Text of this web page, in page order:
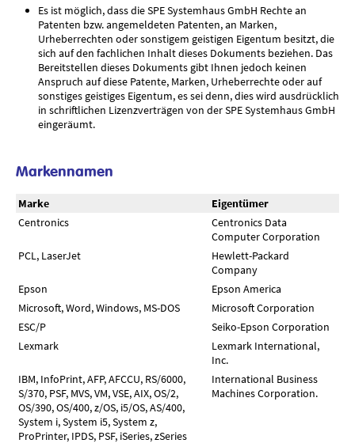
Es ist möglich, dass die SPE Systemhaus GmbH Rechte an
Patenten bzw. angemeldeten Patenten, an Marken,
Urheberrechten oder sonstigem geistigen Eigentum besitzt, die
sich auf den fachlichen Inhalt dieses Dokuments beziehen. Das
Bereitstellen dieses Dokuments gibt Ihnen jedoch keinen
Anspruch auf diese Patente, Marken, Urheberrechte oder auf
sonstiges geistiges Eigentum, es sei denn, dies wird ausdrücklich
in schriftlichen Lizenzverträgen von der SPE Systemhaus GmbH
eingeräumt.
Markennamen
Marke
Eigentümer
Centronics
Centronics Data
Computer Corporation
PCL, LaserJet
Hewlett-Packard
Company
Epson
Epson America
Microsoft, Word, Windows, MS-DOS
Microsoft Corporation
ESC/P
Seiko-Epson Corporation
Lexmark
Lexmark International,
Inc.
IBM, InfoPrint, AFP, AFCCU, RS/6000,
S/370, PSF, MVS, VM, VSE, AIX, OS/2,
OS/390, OS/400, z/OS, i5/OS, AS/400,
System i, System i5, System z,
ProPrinter, IPDS, PSF, iSeries, zSeries
International Business
Machines Corporation.